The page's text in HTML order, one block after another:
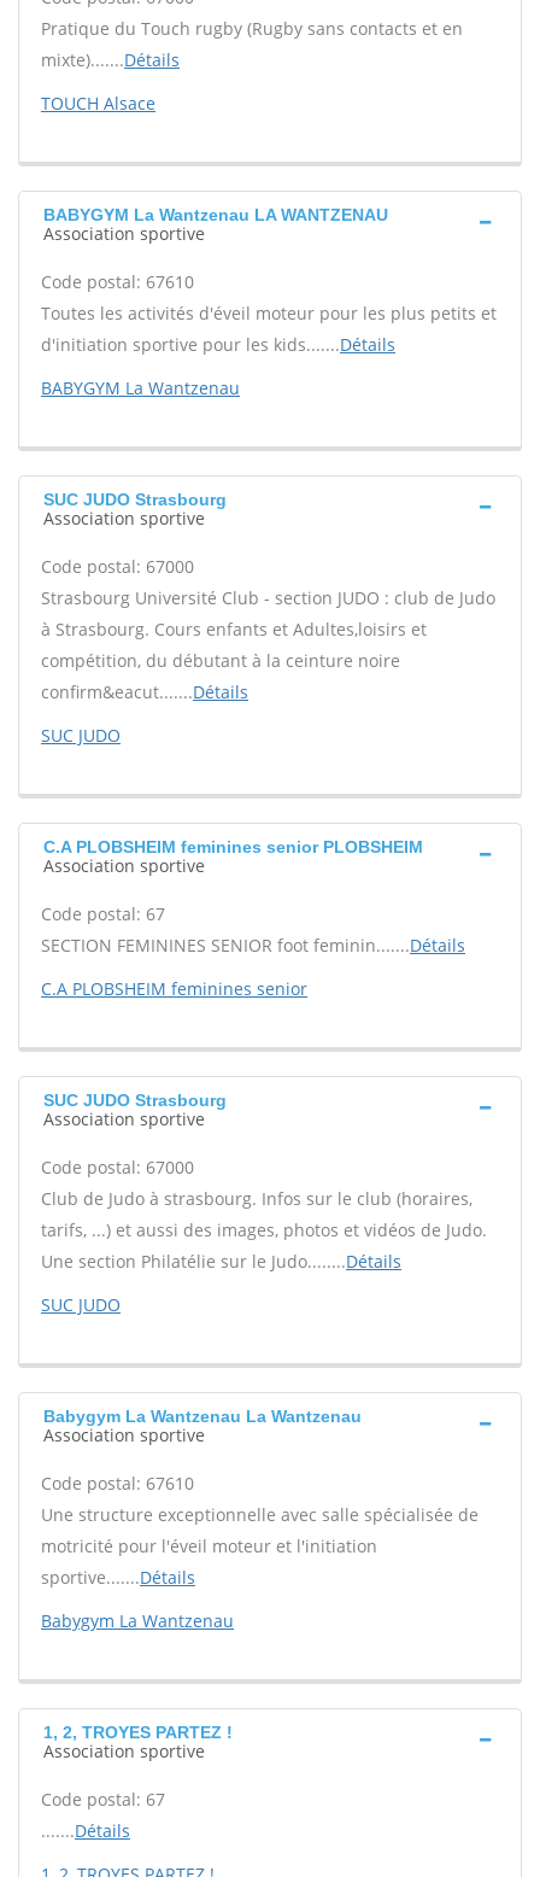
Pratique du Touch rugby (Rugby sans contacts et en
mixte).......Détails
TOUCH Alsace
BABYGYM La Wantzenau LA WANTZENAU
Association sportive
Code postal: 67610
Toutes les activités d'éveil moteur pour les plus petits et
d'initiation sportive pour les kids.......Détails
BABYGYM La Wantzenau
SUC JUDO Strasbourg
Association sportive
Code postal: 67000
Strasbourg Université Club - section JUDO : club de Judo
à Strasbourg. Cours enfants et Adultes,loisirs et
compétition, du débutant à la ceinture noire
confirm&eacut.......Détails
SUC JUDO
C.A PLOBSHEIM feminines senior PLOBSHEIM
Association sportive
Code postal: 67
SECTION FEMININES SENIOR foot feminin.......Détails
C.A PLOBSHEIM feminines senior
SUC JUDO Strasbourg
Association sportive
Code postal: 67000
Club de Judo à strasbourg. Infos sur le club (horaires,
tarifs, ...) et aussi des images, photos et vidéos de Judo.
Une section Philatélie sur le Judo........Détails
SUC JUDO
Babygym La Wantzenau La Wantzenau
Association sportive
Code postal: 67610
Une structure exceptionnelle avec salle spécialisée de
motricité pour l'éveil moteur et l'initiation
sportive.......Détails
Babygym La Wantzenau
1, 2, TROYES PARTEZ !
Association sportive
Code postal: 67
.......Détails